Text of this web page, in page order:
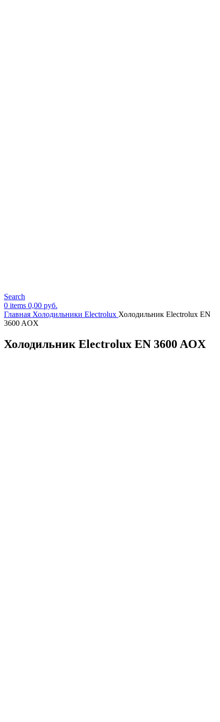
Search
0 items 0,00 руб.
Главная Холодильники Electrolux Холодильник Electrolux EN
3600 AOX
Холодильник Electrolux EN 3600 AOX